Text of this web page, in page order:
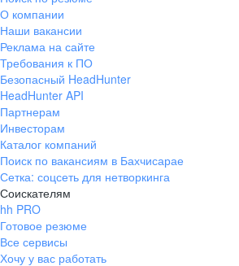
О компании
Наши вакансии
Реклама на сайте
Требования к ПО
Безопасный HeadHunter
HeadHunter API
Партнерам
Инвесторам
Каталог компаний
Поиск по вакансиям в Бахчисарае
Сетка: соцсеть для нетворкинга
Соискателям
hh PRO
Готовое резюме
Все сервисы
Хочу у вас работать